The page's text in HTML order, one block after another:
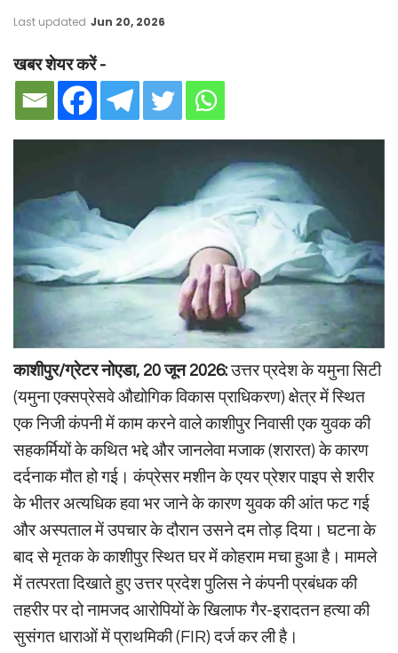
Last updated Jun 20, 2026
खबर शेयर करें -
काशीपुर/ग्रेटर नोएडा, 20 जून 2026:उत्तर प्रदेश के यमुना सिटी
(यमुना एक्सप्रेसवे औद्योगिक विकास प्राधिकरण) क्षेत्र में स्थित
एक निजी कंपनी में काम करने वाले काशीपुर निवासी एक युवक की
सहकर्मियों के कथित भद्दे और जानलेवा मजाक (शरारत) के कारण
दर्दनाक मौत हो गई। कंप्रेसर मशीन के एयर प्रेशर पाइप से शरीर
के भीतर अत्यधिक हवा भर जाने के कारण युवक की आंत फट गई
और अस्पताल में उपचार के दौरान उसने दम तोड़ दिया। घटना के
बाद से मृतक के काशीपुर स्थित घर में कोहराम मचा हुआ है। मामले
में तत्परता दिखाते हुए उत्तर प्रदेश पुलिस ने कंपनी प्रबंधक की
तहरीर पर दो नामजद आरोपियों के खिलाफ गैर-इरादतन हत्या की
सुसंगत धाराओं में प्राथमिकी (FIR) दर्ज कर ली है।